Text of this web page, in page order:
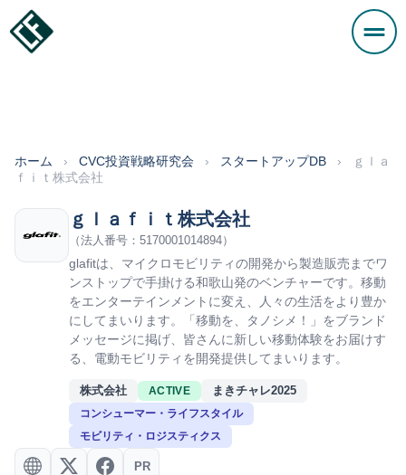
ホーム › CVC投資戦略研究会 › スタートアップDB ›
ｇｌａ
ｆｉｔ株式会社
ｇｌａｆｉｔ株式会社
（法人番号：5170001014894）
glafitは、マイクロモビリティの開発から製造販売までワ
ンストップで手掛ける和歌山発のベンチャーです。移動
をエンターテインメントに変え、人々の生活をより豊か
にしてまいります。「移動を、タノシメ！」をブランド
メッセージに掲げ、皆さんに新しい移動体験をお届けす
る、電動モビリティを開発提供してまいります。
株式会社 ACTIVE まきチャレ2025
コンシューマー・ライフスタイル
モビリティ・ロジスティクス
PR